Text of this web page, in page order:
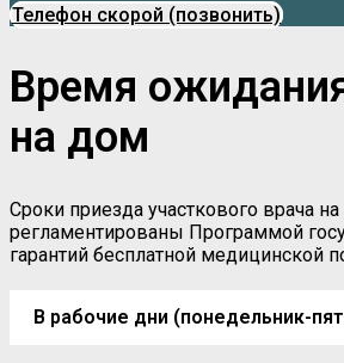
Телефон скорой (позвонить)
Время
на дом
Сроки приезда участкового врача
регламентированы Программой
гарантий бесплатной медицинской
В рабочие дни (понедельник-